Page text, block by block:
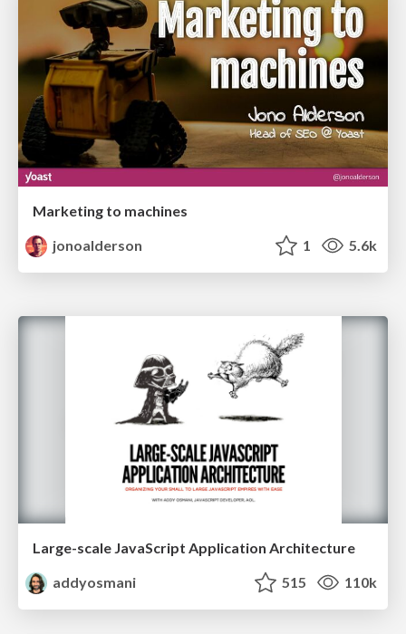
Marketing to machines
jonoalderson
1 5.6k
Large-scale JavaScript Application Architecture
addyosmani
515 110k